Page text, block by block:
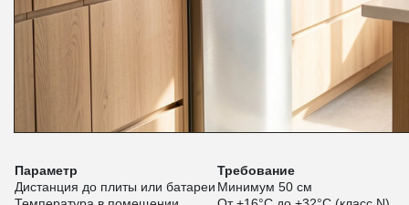
Параметр
Требование
Дистанция до плиты или батареи Минимум 50 см